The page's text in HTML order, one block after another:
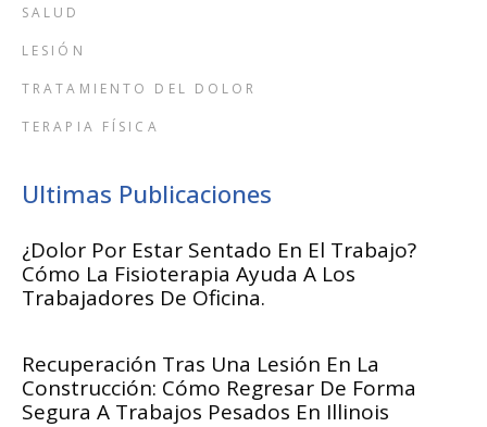
SALUD
LESIÓN
TRATAMIENTO DEL DOLOR
TERAPIA FÍSICA
Ultimas Publicaciones
¿Dolor Por Estar Sentado En El Trabajo?
Cómo La Fisioterapia Ayuda A Los
Trabajadores De Oficina.
Recuperación Tras Una Lesión En La
Construcción: Cómo Regresar De Forma
Segura A Trabajos Pesados En Illinois